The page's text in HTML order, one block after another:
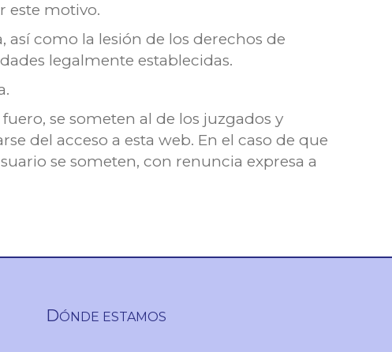
este motivo.
como la lesión de los derechos de
legalmente establecidas.
se someten al de los juzgados y
del acceso a esta web. En el caso de que
se someten, con renuncia expresa a
DÓNDE ESTAMOS